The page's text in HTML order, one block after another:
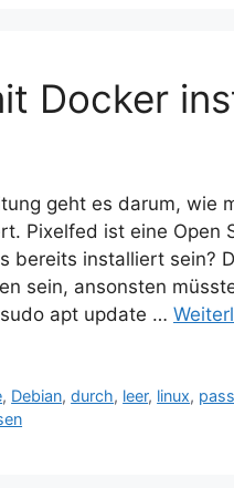
Docker
geht es darum, wie
Pixelfed ist eine Open
bereits installiert sein?
sein, ansonsten
apt update …
, Debian,durch, leer, linux,